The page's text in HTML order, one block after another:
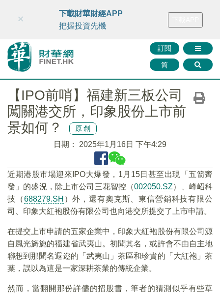
財華智庫網 FINTV FINMETA 財華證券 媒體矩陣
訂閱
简
×
下載財華財經APP
把握投資先機
【IPO前哨】福建新三板公司
闖關港交所，印象股份上市前
景如何？
原創
日期： 2025年1月16日 下午4:29
近期港股市場迎來IPO大爆發，1月15日甚至出現「五箭齊
發」的盛況，除上市公司三花智控（002050.SZ）、峰岹科
技（688279.SH ）外，還有奧克斯、東信營銷科技有限公
司、印象大紅袍股份有限公司也向港交所提交了上市申請。
在提交上市申請的五家企業中，印象大紅袍股份有限公司源
自風光旖旎的福建省武夷山。初聞其名，或許會不由自主地
聯想到那聞名遐迩的「武夷山」茶區和珍貴的「大紅袍」茶
葉，誤以為這是一家深耕茶業的傳統企業。
然而，當翻開那份詳儘的招股書，筆者的猜測似乎有些草